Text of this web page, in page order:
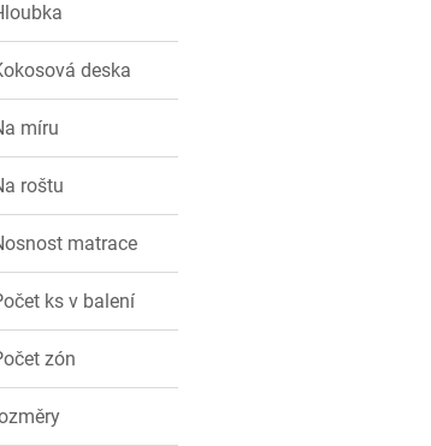
deska
míru
roštu
matrace
ks v balení
zón